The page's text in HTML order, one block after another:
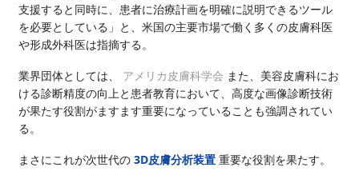
支援すると同時に、患者に治療計画を明確に説明できるツール
を必要としている」と、米国の主要市場で働く多くの皮膚科医
や形成外科医は指摘する。
業界団体としては、 アメリカ皮膚科学会 また、美容皮膚科にお
ける診断精度の向上と患者教育において、高度な画像診断技術
が果たす役割がますます重要になっていることも強調されてい
る。
まさにこれが次世代の 3D皮膚分析装置重要な役割を果たす。